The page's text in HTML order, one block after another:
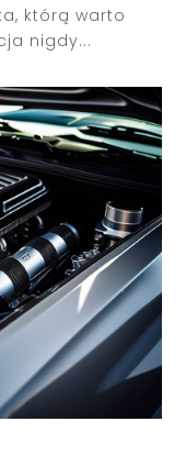
którą warto
nigdy...